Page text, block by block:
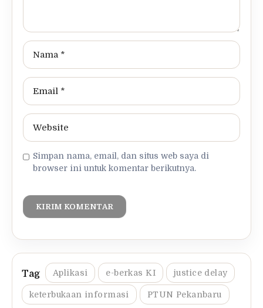
Simpan nama, email, dan situs web saya di
browser ini untuk komentar berikutnya.
Aplikasi e-berkas KI justice delay
keterbukaan informasi PTUN Pekanbaru